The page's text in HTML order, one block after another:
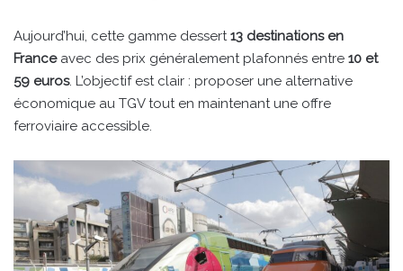
Aujourd’hui, cette gamme dessert13 destinations en
Franceavec des prix généralement plafonnés entre 10 et
59 euros. L’objectif est clair : proposer une alternative
économique au TGV tout en maintenant une offre
ferroviaire accessible.